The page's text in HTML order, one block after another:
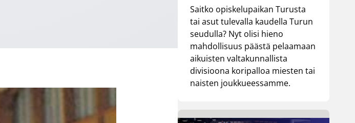
Saitko opiskelupaikan Turusta
tai asut tulevalla kaudella Turun
seudulla? Nyt olisi hieno
mahdollisuus päästä pelaamaan
aikuisten valtakunnallista
divisioona koripalloa miesten tai
naisten joukkueessamme.